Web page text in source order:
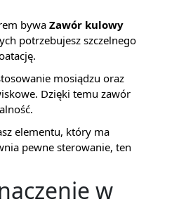
bywa Zawór kulowy
potrzebujesz szczelnego
mosiądzu oraz
Dzięki temu zawór
elementu, który ma
pewne sterowanie, ten
w